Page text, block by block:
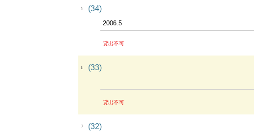
5 (34)
2006.5
貸出不可
6 (33)
貸出不可
7 (32)